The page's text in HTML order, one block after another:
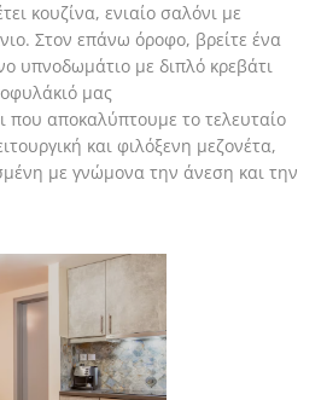
κουζίνα, ενιαίο σαλόνι με
Στον επάνω όροφο, βρείτε ένα
υπνοδωμάτιο με διπλό κρεβάτι
μας
που αποκαλύπτουμε το τελευταίο
και φιλόξενη μεζονέτα,
με γνώμονα την άνεση και την